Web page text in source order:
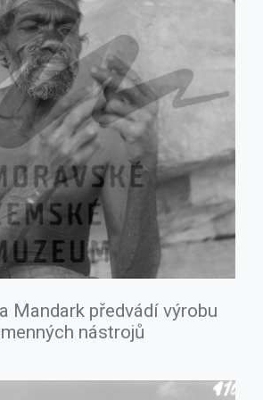
Mandark předvádí výrobu
nástrojů